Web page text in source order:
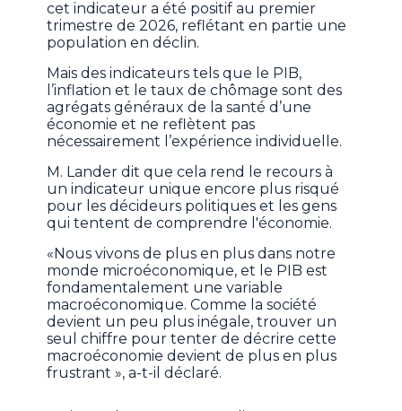
cet indicateur a été positif au premier
trimestre de 2026, reflétant en partie une
population en déclin.
Mais des indicateurs tels que le PIB,
l’inflation et le taux de chômage sont des
agrégats généraux de la santé d’une
économie et ne reflètent pas
nécessairement l’expérience individuelle.
M. Lander dit que cela rend le recours à
un indicateur unique encore plus risqué
pour les décideurs politiques et les gens
qui tentent de comprendre l'économie.
«Nous vivons de plus en plus dans notre
monde microéconomique, et le PIB est
fondamentalement une variable
macroéconomique. Comme la société
devient un peu plus inégale, trouver un
seul chiffre pour tenter de décrire cette
macroéconomie devient de plus en plus
frustrant », a-t-il déclaré.